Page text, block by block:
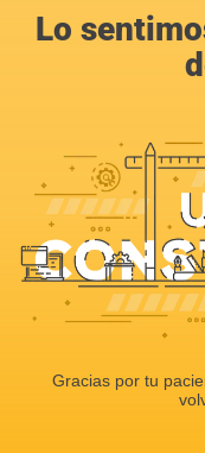
Lo
Gracias por tu